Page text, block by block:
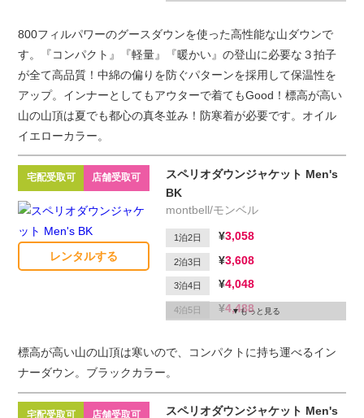
延滞1日 1,650
800フィルパワーのグースダウンを使った高性能な山ダウンで
す。『コンパクト』『軽量』『暖かい』の登山に必要な３拍子
が全て高品質！中綿の偏りを防ぐパターンを採用して保温性を
アップ。インナーとしてもアウターで着てもGood！標高が高い
山の山頂は夏でも都心の真冬並み！防寒着が必要です。オイル
イエローカラー。
スペリオダウンジャケット Men's
BK
montbell/モンベル
1泊2日 3,058
2泊3日 3,608
3泊4日 4,048
4泊5日 4,488
延滞1日 1,650
もっと見る
宅配受取可 店舗受取可
レンタルする
標高が高い山の山頂は寒いので、コンパクトに持ち運べるイン
ナーダウン。ブラックカラー。
スペリオダウンジャケット Men's
宅配受取可 店舗受取可